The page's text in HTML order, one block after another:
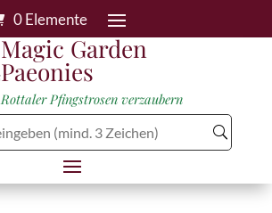
0 Elemente
Magic Garden
Paeonies
Rottaler Pfingstrosen verzaubern